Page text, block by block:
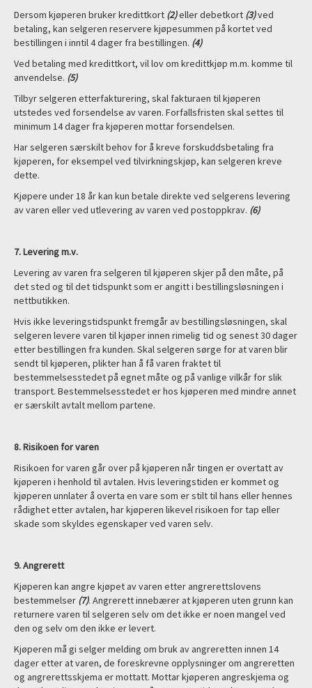
Dersom kjøperen bruker kredittkort (2)eller debetkort (3)ved
betaling, kan selgeren reservere kjøpesummen på kortet ved
bestillingen i inntil 4 dager fra bestillingen. (4)
Ved betaling med kredittkort, vil lov om kredittkjøp m.m. komme til
anvendelse. (5)
Tilbyr selgeren etterfakturering, skal fakturaen til kjøperen
utstedes ved forsendelse av varen. Forfallsfristen skal settes til
minimum 14 dager fra kjøperen mottar forsendelsen.
Har selgeren særskilt behov for å kreve forskuddsbetaling fra
kjøperen, for eksempel ved tilvirkningskjøp, kan selgeren kreve
dette.
Kjøpere under 18 år kan kun betale direkte ved selgerens levering
av varen eller ved utlevering av varen ved postoppkrav. (6)
7. Levering m.v.
Levering av varen fra selgeren til kjøperen skjer på den måte, på
det sted og til det tidspunkt som er angitt i bestillingsløsningen i
nettbutikken.
Hvis ikke leveringstidspunkt fremgår av bestillingsløsningen, skal
selgeren levere varen til kjøper innen rimelig tid og senest 30 dager
etter bestillingen fra kunden. Skal selgeren sørge for at varen blir
sendt til kjøperen, plikter han å få varen fraktet til
bestemmelsesstedet på egnet måte og på vanlige vilkår for slik
transport. Bestemmelsesstedet er hos kjøperen med mindre annet
er særskilt avtalt mellom partene.
8. Risikoen for varen
Risikoen for varen går over på kjøperen når tingen er overtatt av
kjøperen i henhold til avtalen. Hvis leveringstiden er kommet og
kjøperen unnlater å overta en vare som er stilt til hans eller hennes
rådighet etter avtalen, har kjøperen likevel risikoen for tap eller
skade som skyldes egenskaper ved varen selv.
9. Angrerett
Kjøperen kan angre kjøpet av varen etter angrerettslovens
bestemmelser (7). Angrerett innebærer at kjøperen uten grunn kan
returnere varen til selgeren selv om det ikke er noen mangel ved
den og selv om den ikke er levert.
Kjøperen må gi selger melding om bruk av angreretten innen 14
dager etter at varen, de foreskrevne opplysninger om angreretten
og angrerettsskjema er mottatt. Mottar kjøperen angreskjema og